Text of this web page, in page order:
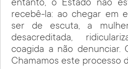
entanto, o Estado não
recebê-la: ao chegar em
ser de escuta, a
desacreditada,
coagida a não denunciar.
Chamamos este processo